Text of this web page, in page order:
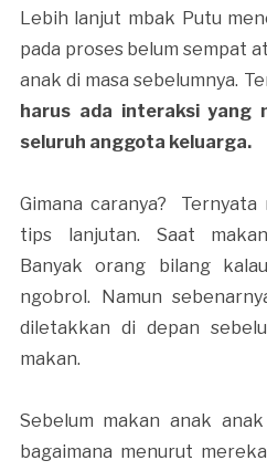
Lebih lanjut mbak Putu
pada proses belum sempat
anak di masa sebelumnya.
harus ada interaksi yang
seluruh anggota keluarga.
Gimana caranya?
tips lanjutan. Saat
Banyak orang bilang
ngobrol. Namun
diletakkan di depan
makan.
Sebelum makan anak
bagaimana menurut